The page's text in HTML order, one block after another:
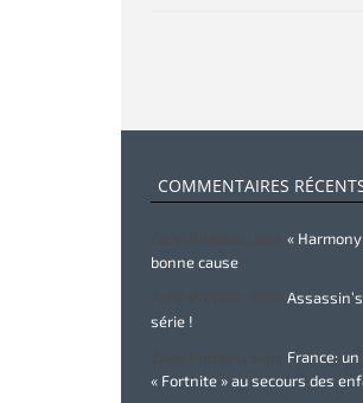
COMMENTAIRES
«
bonne cause
série !
France:
« Fortnite » au secours des